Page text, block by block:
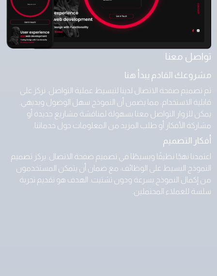
تواصل معنا
مشروعك القادم يبدأ هنا
تم تصميم صفحة الاتصال لدينا لتبسيط عملية التواصل. نركز على
قابلية الاستخدام، مما يضمن أن النموذج سهل الوصول وبديهي.
يمكن للزوار التواصل معنا بسهولة لمناقشة مشاريع جديدة أو
مشاركة الأفكار أو طلب المزيد من المعلومات حول خدماتنا.
أفكار التصميم
اعتمدنا نهجًا نظيفًا وبسيطًا في تصميم صفحة الاتصال. يركز تصميم
النموذج البسيط على الوظائف، مع ضمان أن يتمكن المستخدمون
من إكمال النموذج بسرعة ودون تشتيت. الهدف هو تقديم تجربة
سلسة للعملاء المحتملين.